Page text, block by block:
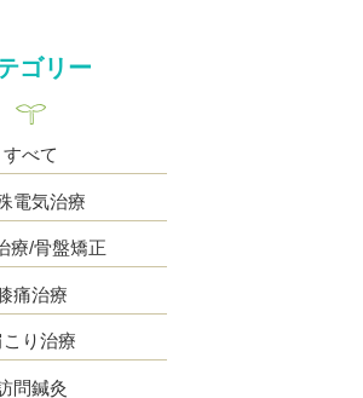
ゴリー
すべて
電気治療
療/骨盤矯正
痛治療
こり治療
問鍼灸